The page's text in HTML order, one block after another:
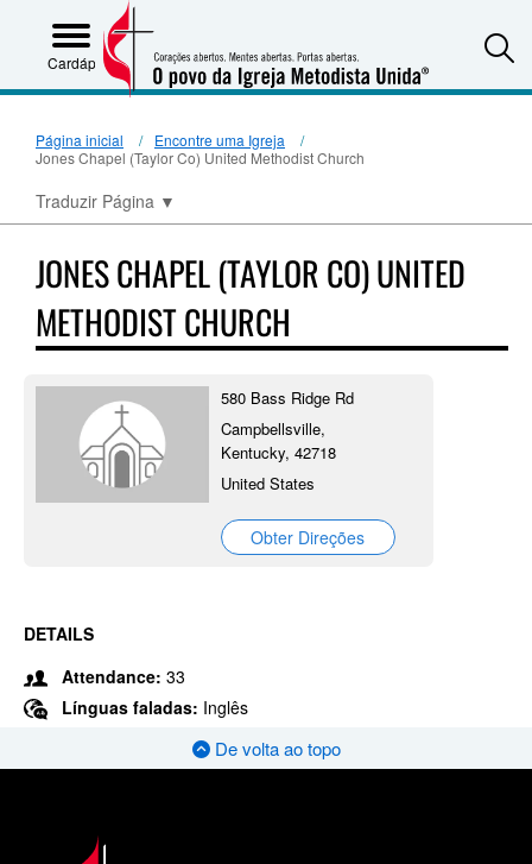
Cardápio
Página inicial
Encontre uma Igreja
Jones Chapel (Taylor Co) United Methodist Church
Traduzir Página ▼
JONES CHAPEL (TAYLOR CO) UNITED
METHODIST CHURCH
580 Bass Ridge Rd
Campbellsville,
Kentucky, 42718
United States
Obter Direções
DETAILS
Attendance: 33
Línguas faladas: Inglês
De volta ao topo